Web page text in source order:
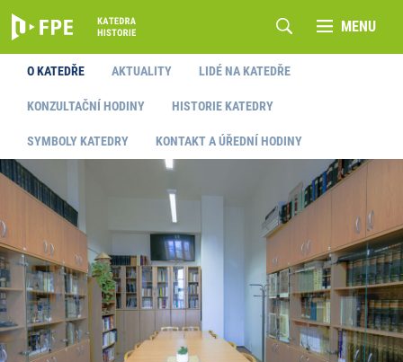
MENU
O KATEDŘE AKTUALITY LIDÉ NA KATEDŘE
KONZULTAČNÍ HODINY HISTORIE KATEDRY
SYMBOLY KATEDRY KONTAKT A ÚŘEDNÍ HODINY